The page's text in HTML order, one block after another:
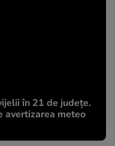
în 21 de județe.
avertizarea meteo